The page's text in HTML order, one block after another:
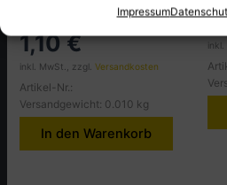
Impressum
1,10€
inkl. MwSt., zzgl.Versandkosten
Artikel-Nr.:
Versandgewicht: 0.010 kg
In den Warenkorb